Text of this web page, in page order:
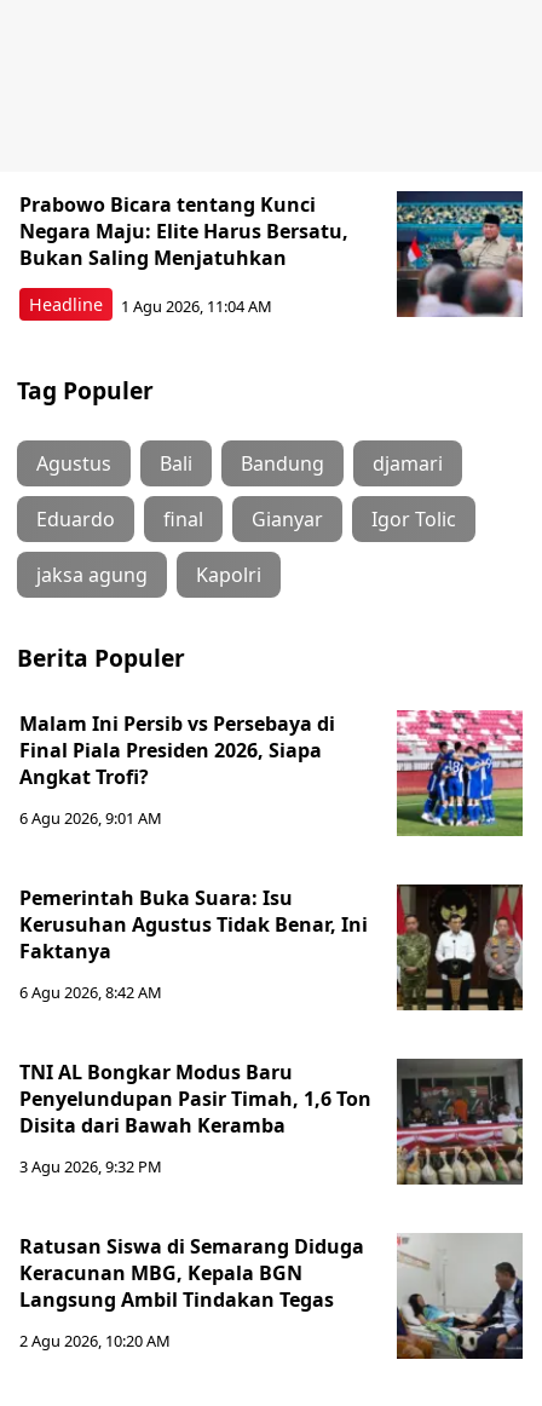
Headline
Prabowo Bicara tentang Kunci
Negara Maju: Elite Harus Bersatu,
Bukan Saling Menjatuhkan
1 Agu 2026, 11:04 AM
Tag Populer
Agustus Bali Bandung djamari
Eduardo final Gianyar Igor Tolic
jaksa agung Kapolri
Berita Populer
Malam Ini Persib vs Persebaya di
Final Piala Presiden 2026, Siapa
Angkat Trofi?
6 Agu 2026, 9:01 AM
Pemerintah Buka Suara: Isu
Kerusuhan Agustus Tidak Benar, Ini
Faktanya
6 Agu 2026, 8:42 AM
TNI AL Bongkar Modus Baru
Penyelundupan Pasir Timah, 1,6 Ton
Disita dari Bawah Keramba
3 Agu 2026, 9:32 PM
Ratusan Siswa di Semarang Diduga
Keracunan MBG, Kepala BGN
Langsung Ambil Tindakan Tegas
2 Agu 2026, 10:20 AM